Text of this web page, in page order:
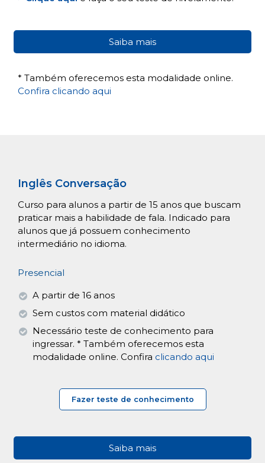
Saiba mais
* Também oferecemos esta modalidade online.
Confira clicando aqui
Inglês Conversação
Curso para alunos a partir de 15 anos que buscam
praticar mais a habilidade de fala. Indicado para
alunos que já possuem conhecimento
intermediário no idioma.
Presencial
A partir de 16 anos
Sem custos com material didático
Necessário teste de conhecimento para
ingressar. * Também oferecemos esta
modalidade online. Confira clicando aqui
Fazer teste de conhecimento
Saiba mais